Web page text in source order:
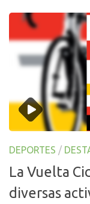
DEPORTES /
La Vuelta
diversas